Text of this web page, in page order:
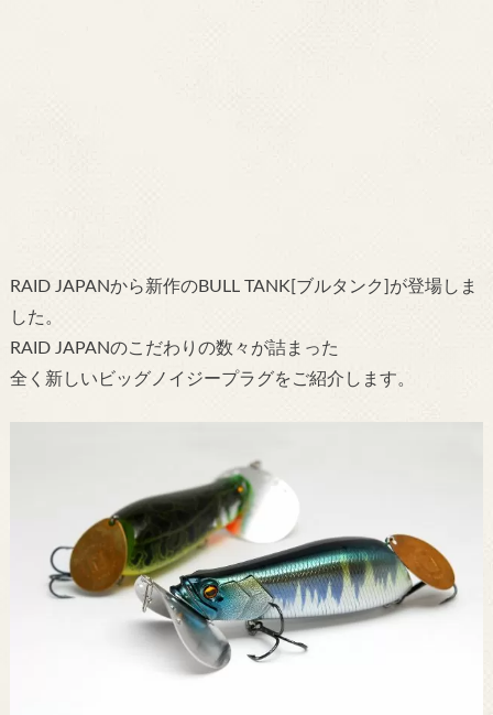
RAID JAPANから新作のBULL TANK[ブルタンク]が登場しま
した。
RAID JAPANのこだわりの数々が詰まった
全く新しいビッグノイジープラグをご紹介します。